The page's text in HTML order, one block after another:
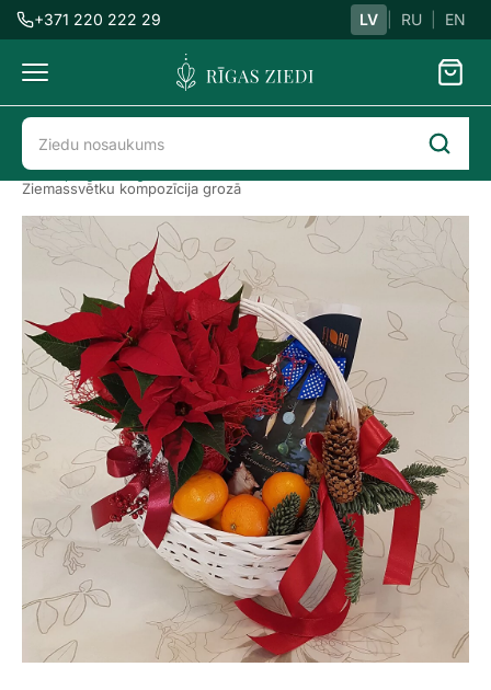
+371 220 222 29 LV RU EN
Ziedu
piegāde
Ziedu piegāde Rīgā
Ziedi kastēs
Ziemassvētku kompozīcija grozā
Ziemassvētku
kompozīcija